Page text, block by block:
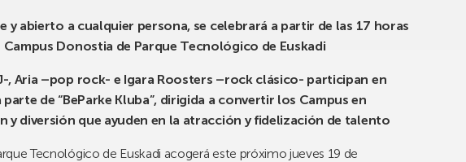
y abierto a cualquier persona, se celebrará a partir de las 17 horas
Donostia de Parque Tecnológico de Euskadi
, Aria –pop rock- e Igara Roosters –rock clásico- participan en
de “BeParke Kluba”, dirigida a convertir los Campus en
y diversión que ayuden en la atracción y fidelización de talento
Tecnológico de Euskadi acogerá este próximo jueves 19 de